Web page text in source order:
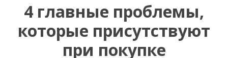
4 главные проблемы,
которые присутствуют
при покупке